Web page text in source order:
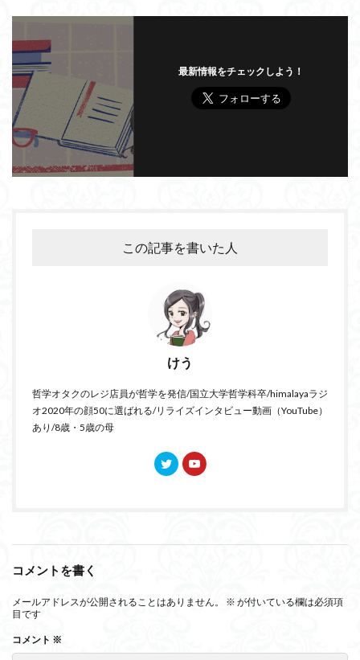
最新情報をチェックしよう！
この記事を書いた人
けう
哲学オタクのレジ店員が哲学を発信/国立大学哲学科卒/himalayaラジ
オ2020年の顔50に選ばれる/リライズインタビュー動画（YouTube）
あり/8歳・5歳の母
コメントを書く
メールアドレスが公開されることはありません。 ※ が付いている欄は必須項
目です
コメント ※